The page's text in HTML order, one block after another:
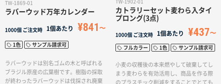
TW-1869-01
ラバーウッド万年カレンダー
1000個 ご注文時 1個あたり ¥841
1色 サンプル請求可
ラバーウッドは別名ゴムの木と呼ばれる
ブラジル原産の広葉樹です。樹脂の採取
が終わったラバーウッドは伐採され廃棄
TW-1902-01
カトラリーセット麦わら入タイ
プロング(3点)
1000個 ご注文時 1個あたり ¥437
フルカラー 1色 サンプル請求可
小麦の収穫後の本来燃やして破棄してし
まう麦わらを有効活用し、商品を作る際
のプラスチック削減をすることでとても